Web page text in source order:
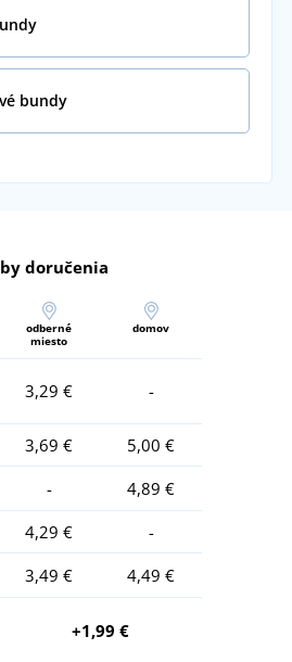
bundy
doručenia
odberné
miesto
domov
3,29 € -
3,69 €
5,00 €
-
4,89 €
4,29 €
-
3,49 €
4,49 €
+1,99 €